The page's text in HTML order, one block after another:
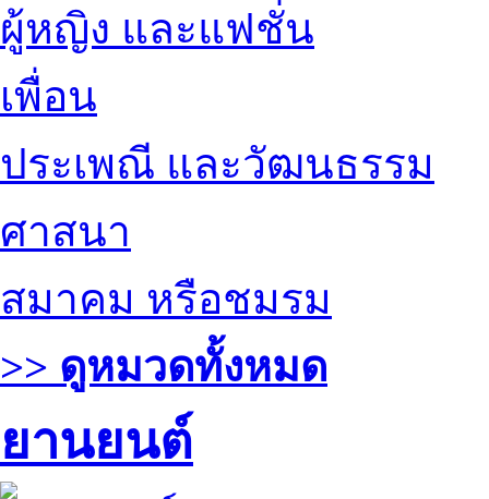
ผู้หญิง และแฟชั่น
เพื่อน
ประเพณี และวัฒนธรรม
ศาสนา
สมาคม หรือชมรม
>> ดูหมวดทั้งหมด
ยานยนต์